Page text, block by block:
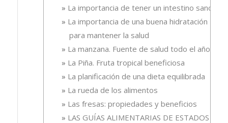
La importancia de tener un intestino sano
La importancia de una buena hidratación
para mantener la salud
La manzana. Fuente de salud todo el año
La Piña. Fruta tropical beneficiosa
La planificación de una dieta equilibrada
La rueda de los alimentos
Las fresas: propiedades y beneficios
LAS GUÍAS ALIMENTARIAS DE ESTADOS